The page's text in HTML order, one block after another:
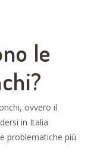
le
ovvero il
in Italia
problematiche più